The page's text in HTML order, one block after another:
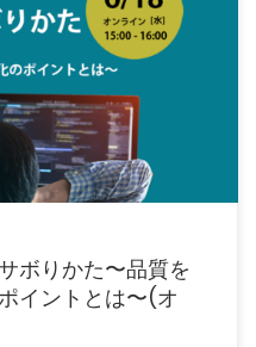
ソフトウェア開発において欠かせない
ボりかた〜品質を
イントとは〜(オ